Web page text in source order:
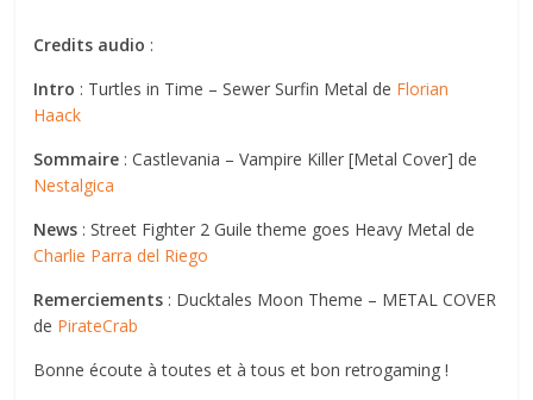
Credits audio :
Intro : Turtles in Time – Sewer Surfin Metal de Florian
Haack
Sommaire : Castlevania – Vampire Killer [Metal Cover] de
Nestalgica
News : Street Fighter 2 Guile theme goes Heavy Metal de
Charlie Parra del Riego
Remerciements : Ducktales Moon Theme – METAL COVER
de PirateCrab
Bonne écoute à toutes et à tous et bon retrogaming !